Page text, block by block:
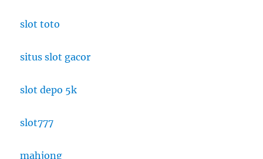
slot toto
situs slot gacor
slot depo 5k
slot777
mahjong